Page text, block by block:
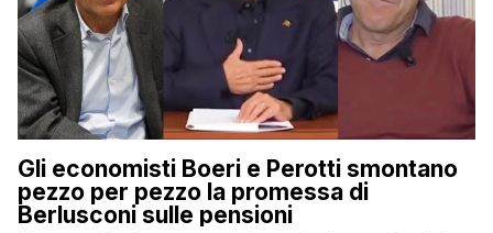
Gli economisti Boeri e Perotti smontano
pezzo per pezzo la promessa di
Berlusconi sulle pensioni